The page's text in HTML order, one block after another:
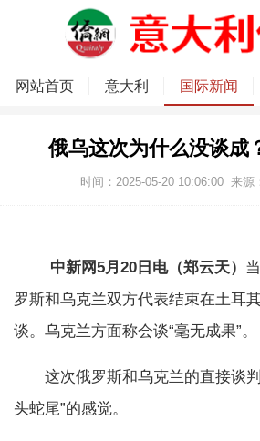
网站首页 意大利 国际新闻
俄乌这次为什么没谈成
时间：2025-05-20 10:06:00 来源
中新网5月20日电（郑云天）
罗斯和乌克兰双方代表结束在土耳
谈。乌克兰方面称会谈“毫无成果”。
这次俄罗斯和乌克兰的直接谈判
头蛇尾”的感觉。